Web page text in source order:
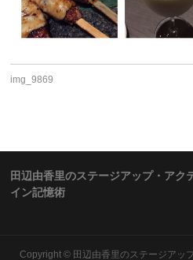
img_9869
田辺由香里のステージアップ・アク
イン記憶術
Copyright © 田辺由香里のステージアッ